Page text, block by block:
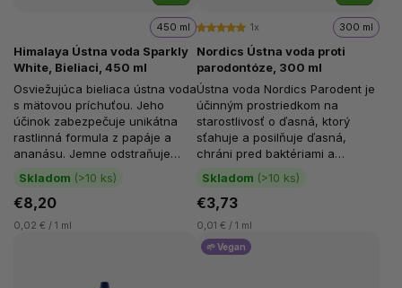
Himalaya Ústna voda Sparkly
White, Bieliaci, 450 ml
Skladom (>10 ks)
450 ml
€8,20
0,02 € / 1 ml
Osviežujúca bieliaca ústna voda
s mätovou príchuťou. Jeho
účinok zabezpečuje unikátna
rastlinná formula z papáje a
ananásu. Jemne odstraňuje
zubný povlak, takže vaše zuby...
Nordics Ústna voda proti
parodontóze, 300 ml
1x
Skladom (>10 ks)
300 ml
€3,73
0,01 € / 1 ml
Ústna voda Nordics Parodent je
účinným prostriedkom na
starostlivosť o ďasná, ktorý
sťahuje a posilňuje ďasná,
chráni pred baktériami a
predchádza rozvoju
parodontózy. S...
🌱 Vegan